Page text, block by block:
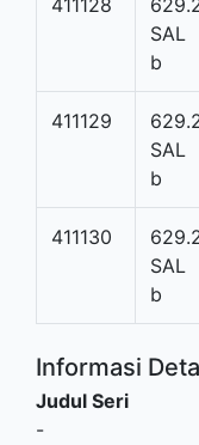
411128
SAL
b
411129
SAL
b
411130
SAL
b
Informasi
Judul Seri
-